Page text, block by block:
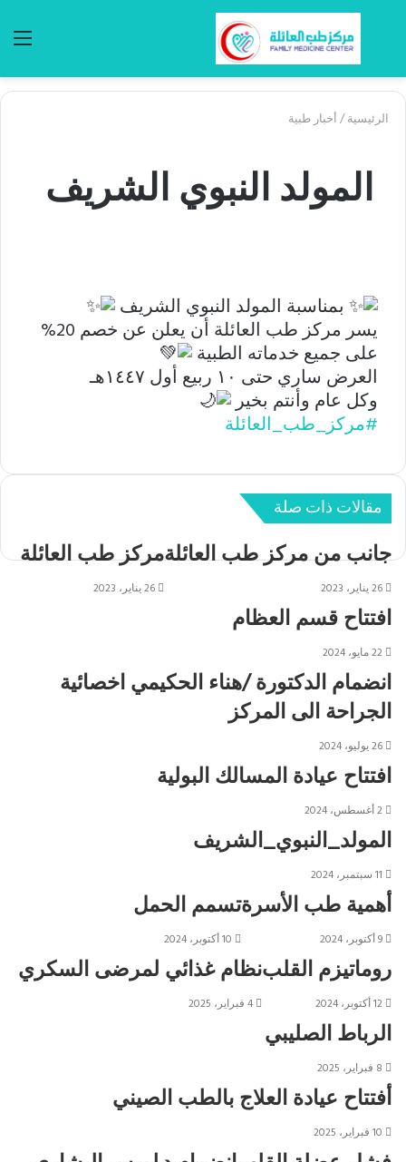
بحث
عن
الرئيسية/أخبار طبية
المولد النبوي الشريف
بمناسبة المولد النبوي الشريف
يسر مركز طب العائلة أن يعلن عن خصم 20%
على جميع خدماته الطبية
العرض ساري حتى ١٠ ربيع أول ١٤٤٧هـ
وكل عام وأنتم بخير
#مركز_طب_العائلة
مقالات ذات صلة
جانب من مركز طب العائلة
26 يناير، 2023
مركز طب العائلة
26 يناير، 2023
افتتاح قسم العظام
22 مايو، 2024
انضمام الدكتورة /هناء الحكيمي اخصائية
الجراحة الى المركز
26 يوليو، 2024
افتتاح عيادة المسالك البولية
2 أغسطس، 2024
المولد_النبوي_الشريف
11 سبتمبر، 2024
أهمية طب الأسرة
9 أكتوبر، 2024
تسمم الحمل
10 أكتوبر، 2024
روماتيزم القلب
12 أكتوبر، 2024
نظام غذائي لمرضى السكري
4 فبراير، 2025
الرباط الصليبي
8 فبراير، 2025
أفتتاح عيادة العلاج بالطب الصيني
10 فبراير، 2025